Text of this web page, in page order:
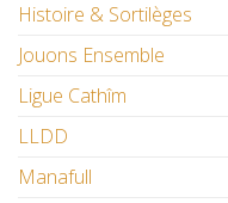
Histoire & Sortilèges
Jouons Ensemble
Ligue Cathîm
LLDD
Manafull